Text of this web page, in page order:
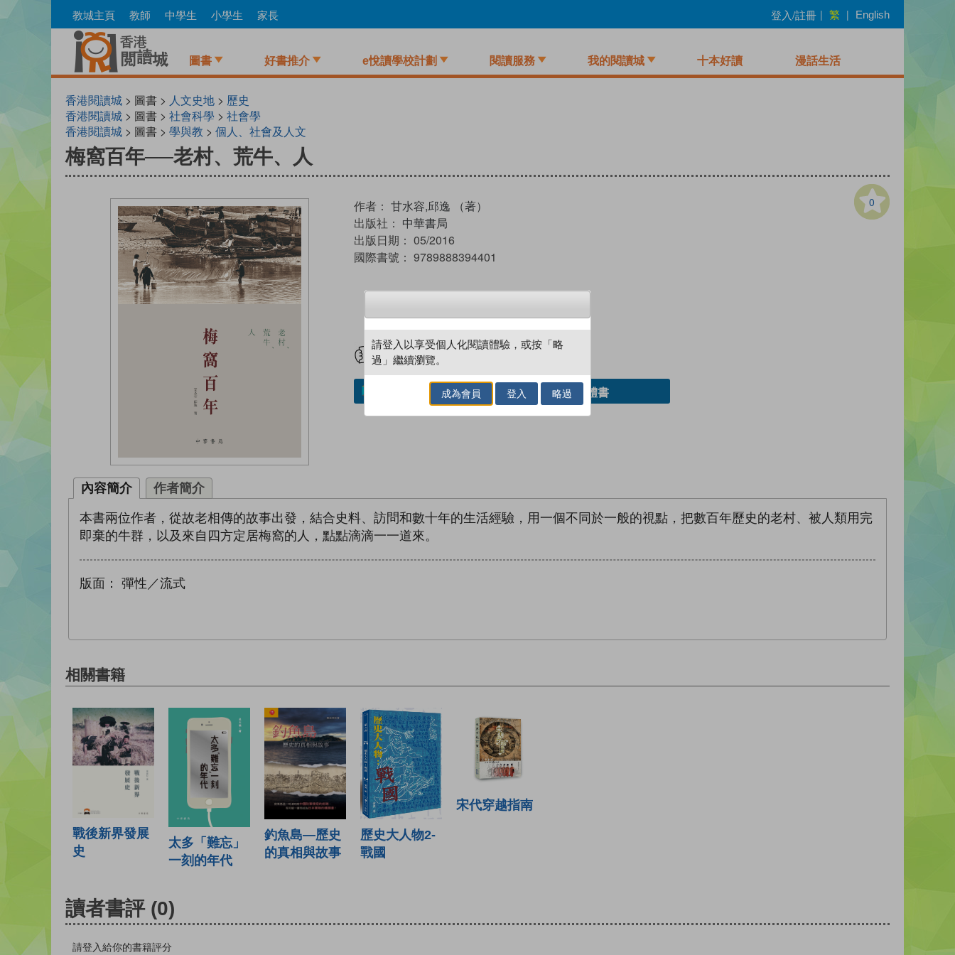
to
教城主頁 教師 中學生 小學生 家長 登入/註冊 | 繁 | English
圖書 好書推介 e悅讀學校計劃 閱讀服務 我的閱讀城 十本好讀 漫話生活
香港閱讀城 > 圖書 > 人文史地 > 歷史
香港閱讀城 > 圖書 > 社會科學 > 社會學
香港閱讀城 > 圖書 > 學與教 > 個人、社會及人文
梅窩百年──老村、荒牛、人
0
作者： 甘水容,邱逸 （著）
出版社： 中華書局
出版日期： 05/2016
國際書號： 9789888394401
試閲 加入閱讀紀錄
加入／閱讀電子書 借閱實體書
內容簡介 作者簡介
本書兩位作者，從故老相傳的故事出發，結合史料、訪問和數十年的生活經驗，用一個不同於一般的視點，把數百年歷史的老村、被人類用完
即棄的牛群，以及來自四方定居梅窩的人，點點滴滴一一道來。
版面： 彈性／流式
相關書籍
戰後新界發展
史
太多「難忘」
一刻的年代
釣魚島—歷史
的真相與故事
歷史大人物2-
戰國
宋代穿越指南
讀者書評 (0)
請登入給你的書籍評分
請登入以享受個人化閱讀體驗，或按「略
過」繼續瀏覽。
成為會員 登入 略過